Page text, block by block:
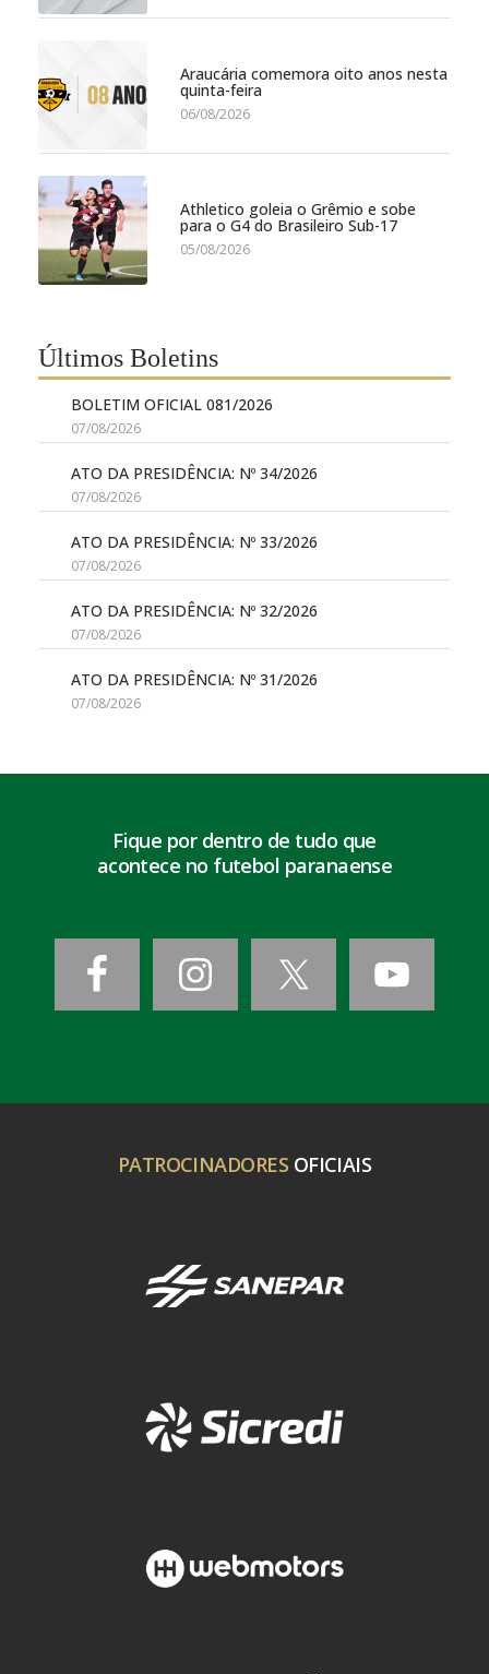
Araucária comemora oito anos nesta
quinta-feira
06/08/2026
Athletico goleia o Grêmio e sobe
para o G4 do Brasileiro Sub-17
05/08/2026
Últimos Boletins
BOLETIM OFICIAL 081/2026
07/08/2026
ATO DA PRESIDÊNCIA: Nº 34/2026
07/08/2026
ATO DA PRESIDÊNCIA: Nº 33/2026
07/08/2026
ATO DA PRESIDÊNCIA: Nº 32/2026
07/08/2026
ATO DA PRESIDÊNCIA: Nº 31/2026
07/08/2026
Fique por dentro de tudo que
acontece no futebol paranaense
PATROCINADORES OFICIAIS